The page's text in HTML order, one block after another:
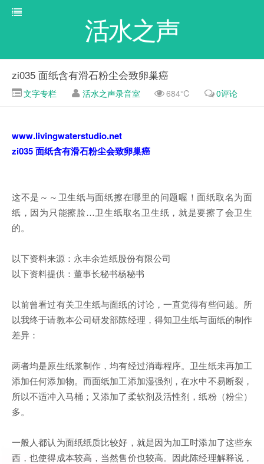
活水之声
zi035 面纸含有滑石粉尘会致卵巢癌
文字专栏 活水之声录音室 684℃ 0评论
www.livingwaterstudio.net
zi035 面纸含有滑石粉尘会致卵巢癌
这不是～～卫生纸与面纸擦在哪里的问题喔！面纸取名为面
纸，因为只能擦脸…卫生纸取名卫生纸，就是要擦了会卫生
的。
以下资料来源：永丰余造纸股份有限公司
以下资料提供：董事长秘书杨秘书
以前曾看过有关卫生纸与面纸的讨论，一直觉得有些问题。所
以我终于请教本公司研发部陈经理，得知卫生纸与面纸的制作
差异：
两者均是原生纸浆制作，均有经过消毒程序。卫生纸未再加工
添加任何添加物。而面纸加工添加湿强剂，在水中不易断裂，
所以不适冲入马桶；又添加了柔软剂及活性剂，纸粉（粉尘）
多。
一般人都认为面纸纸质比较好，就是因为加工时添加了这些东
西，也使得成本较高，当然售价也较高。因此陈经理解释说，